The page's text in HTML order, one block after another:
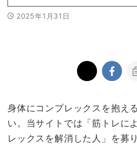
2025年1月31日
身体にコンプレックスを抱え
い。当サイトでは「筋トレに
レックスを解消した人」を募